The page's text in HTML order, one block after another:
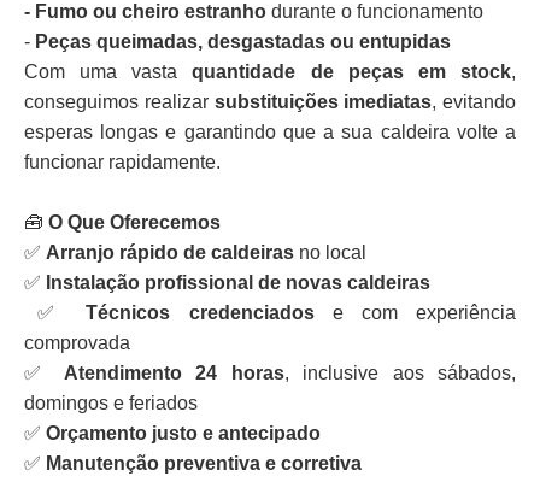
- Fumo ou cheiro estranho durante o funcionamento
- Peças queimadas, desgastadas ou entupidas
Com uma vastaquantidade de peças em stock,
conseguimos realizar substituições imediatas, evitando
esperas longas e garantindo que a sua caldeira volte a
funcionar rapidamente.
🧰 O Que Oferecemos
✅ Arranjo rápido de caldeiras no local
✅ Instalação profissional de novas caldeiras
✅Técnicos credenciadose com experiência
comprovada
✅ Atendimento 24 horas, inclusive aos sábados,
domingos e feriados
✅ Orçamento justo e antecipado
✅ Manutenção preventiva e corretiva